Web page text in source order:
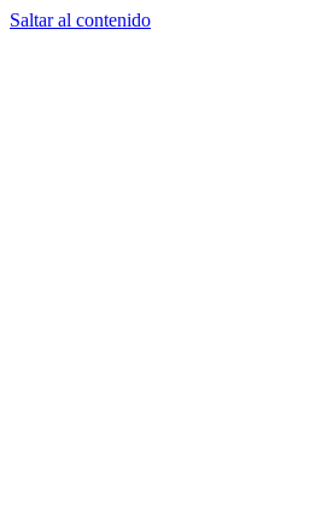
Saltar al contenido